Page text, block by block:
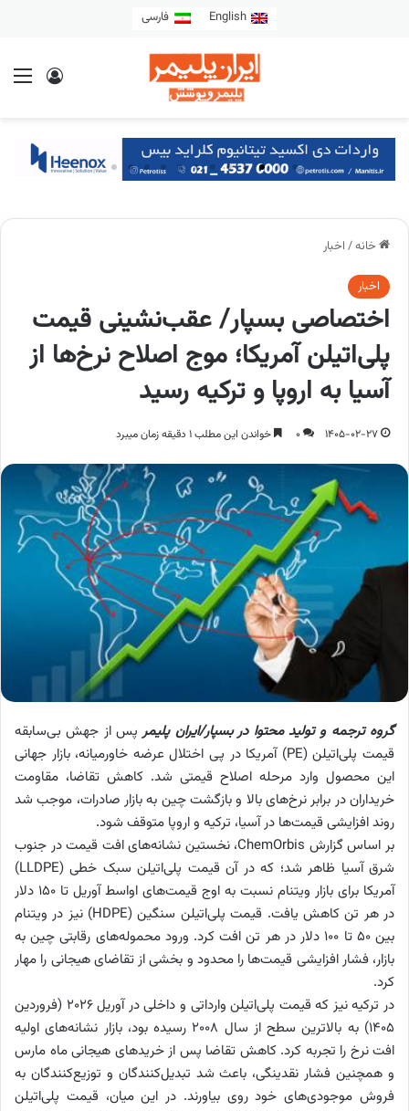
English فارسی
خانه/ اخبار
اخبار
اختصاصی بسپار/ عقب‌نشینی قیمت
پلی‌اتیلن آمریکا؛ موج اصلاح نرخ‌ها از
آسیا به اروپا و ترکیه رسید
1405-02-27
0 خواندن این مطلب 1 دقیقه زمان میبرد
گروه ترجمه و تولید محتوا در بسپار/ایران پلیمر پس از جهش بی‌سابقه
قیمت پلی‌اتیلن (PE) آمریکا در پی اختلال عرضه خاورمیانه، بازار جهانی
این محصول وارد مرحله اصلاح قیمتی شد. کاهش تقاضا، مقاومت
خریداران در برابر نرخ‌های بالا و بازگشت چین به بازار صادرات، موجب شد
روند افزایشی قیمت‌ها در آسیا، ترکیه و اروپا متوقف شود.
بر اساس گزارش ChemOrbis، نخستین نشانه‌های افت قیمت در جنوب
شرق آسیا ظاهر شد؛ که در آن قیمت پلی‌اتیلن سبک خطی (LLDPE)
آمریکا برای بازار ویتنام نسبت به اوج قیمت‌های اواسط آوریل تا ۱۵۰ دلار
در هر تن کاهش یافت. قیمت پلی‌اتیلن سنگین (HDPE) نیز در ویتنام
بین ۵۰ تا ۱۰۰ دلار در هر تن افت کرد. ورود محموله‌های رقابتی چین به
بازار، فشار افزایشی قیمت‌ها را محدود و بخشی از تقاضای هیجانی را مهار
کرد.
در ترکیه نیز که قیمت پلی‌اتیلن وارداتی و داخلی در آوریل ۲۰۲۶ (فروردین
۱۴۰۵) به بالاترین سطح از سال ۲۰۰۸ رسیده بود، بازار نشانه‌های اولیه
افت نرخ را تجربه کرد. کاهش تقاضا پس از خریدهای هیجانی ماه مارس
و همچنین فشار نقدینگی، باعث شد تبدیل‌کنندگان و توزیع‌کنندگان به
فروش موجودی‌های خود روی بیاورند. در این میان، قیمت پلی‌اتیلن